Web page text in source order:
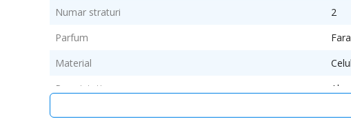
Numar straturi
2
Parfum
Material
Proprietati
Culoare
Alb